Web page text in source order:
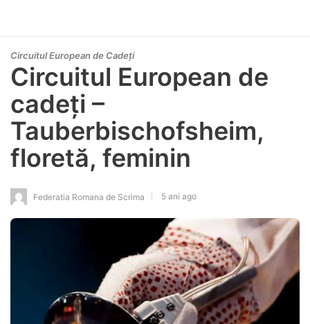
Circuitul European de Cadeți
Circuitul European de
cadeți –
Tauberbischofsheim,
floretă, feminin
Federatia Romana de Scrima 5 ani ago